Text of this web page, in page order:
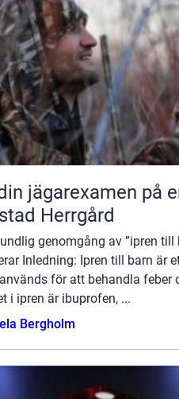
jägarexamen på
Herrgård
genomgång av ”ipren till
Inledning: Ipren till barn är
för att behandla feber
i ipren är ibuprofen, ...
Bergholm